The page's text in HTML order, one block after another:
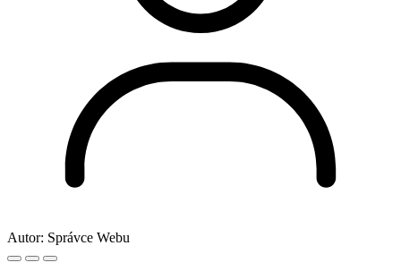
Autor: Správce Webu